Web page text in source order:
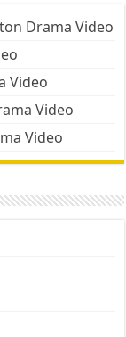
Drama Video
Video
Video
Video